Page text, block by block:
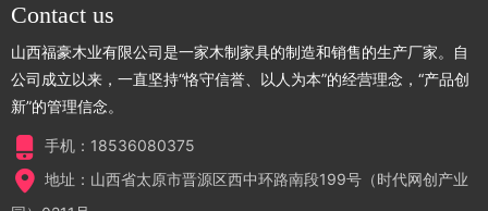
Contact us
山西福豪木业有限公司是一家木制家具的制造和销售的生产厂家。自
公司成立以来，一直坚持“恪守信誉、以人为本”的经营理念，“产品创
新”的管理信念。
手机：18536080375
地址：山西省太原市晋源区西中环路南段199号（时代网创产业